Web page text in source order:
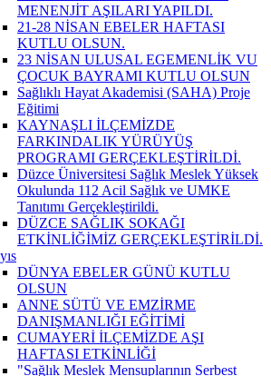
MENENJİT AŞILARI YAPILDI.
21-28 NİSAN EBELER HAFTASI
KUTLU OLSUN.
23 NİSAN ULUSAL EGEMENLİK VU
ÇOCUK BAYRAMI KUTLU OLSUN
Sağlıklı Hayat Akademisi (SAHA) Proje
Eğitimi
KAYNAŞLI İLÇEMİZDE
FARKINDALIK YÜRÜYÜŞ
PROGRAMI GERÇEKLEŞTİRİLDİ.
Düzce Üniversitesi Sağlık Meslek Yüksek
Okulunda 112 Acil Sağlık ve UMKE
Tanıtımı Gerçekleştirildi.
DÜZCE SAĞLIK SOKAĞI
ETKİNLİĞİMİZ GERÇEKLEŞTİRİLDİ.
DÜNYA EBELER GÜNÜ KUTLU
OLSUN
ANNE SÜTÜ VE EMZİRME
DANIŞMANLIĞI EĞİTİMİ
CUMAYERİ İLÇEMİZDE AŞI
HAFTASI ETKİNLİĞİ
"Sağlık Meslek Mensuplarının Serbest